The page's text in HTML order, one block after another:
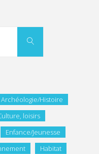
Archéologie/Histoire
loisirs
Enfance/Jeunesse
Habitat